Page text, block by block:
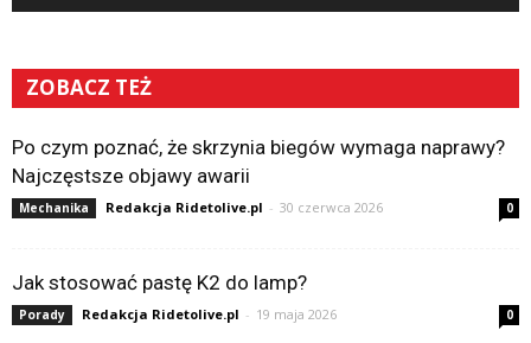
ZOBACZ TEŻ
Po czym poznać, że skrzynia biegów wymaga naprawy?
Najczęstsze objawy awarii
Mechanika Redakcja Ridetolive.pl - 30 czerwca 2026 0
Jak stosować pastę K2 do lamp?
Porady Redakcja Ridetolive.pl - 19 maja 2026 0